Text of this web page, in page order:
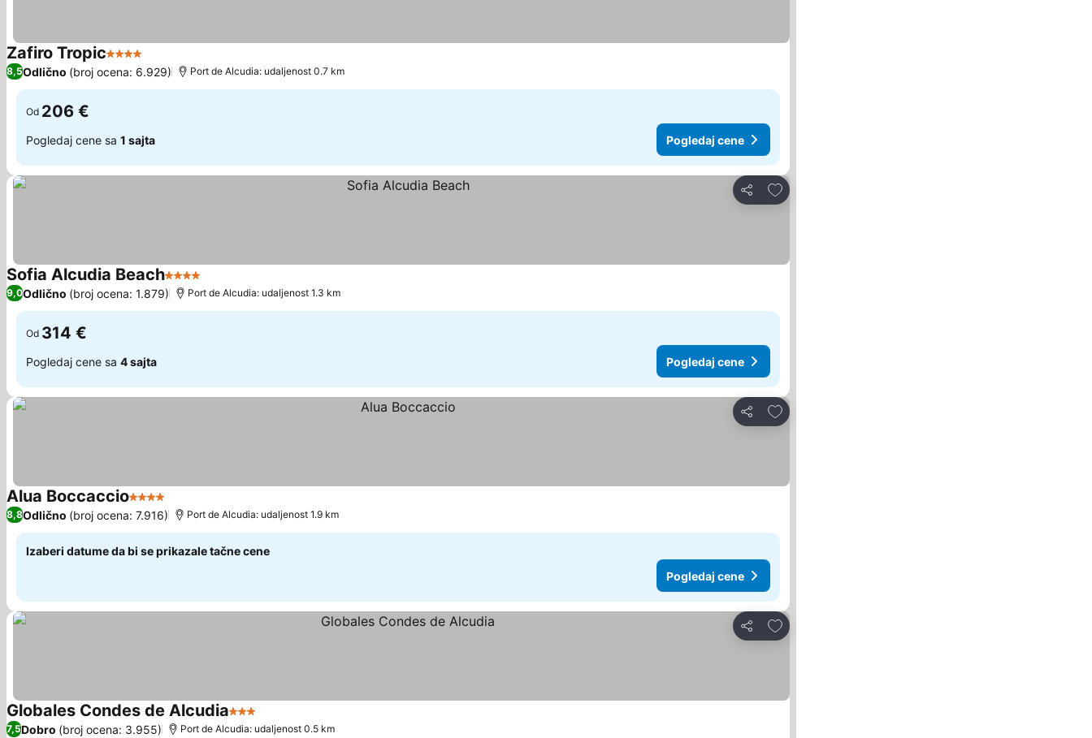
Zafiro Tropic4 Zvezdice
8,5Odlično (broj ocena: 6.929) Port de Alcudia: udaljenost 0.7 km
Od 206 €
Pogledaj cene sa 1 sajta Pogledaj cene
Deli
Dodati u favorite
Sofia Alcudia Beach4 Zvezdice
9,0Odlično (broj ocena: 1.879) Port de Alcudia: udaljenost 1.3 km
Od 314 €
Pogledaj cene sa 4 sajta Pogledaj cene
Deli
Dodati u favorite
Alua Boccaccio4 Zvezdice
8,8Odlično (broj ocena: 7.916) Port de Alcudia: udaljenost 1.9 km
Izaberi datume da bi se prikazale tačne cene
Pogledaj cene
Deli
Dodati u favorite
Globales Condes de Alcudia3 Zvezdice
7,5Dobro (broj ocena: 3.955) Port de Alcudia: udaljenost 0.5 km